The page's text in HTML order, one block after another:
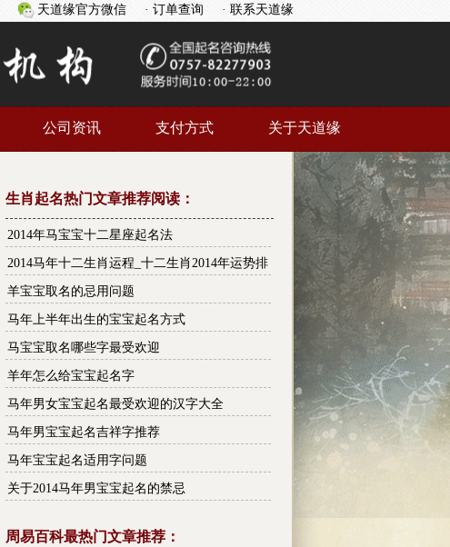
· 联系天道缘
· 订单查询
天道缘官方微信
公司资讯 支付方式 关于天道缘
生肖起名热门文章推荐阅读：
2014年马宝宝十二星座起名法
2014马年十二生肖运程_十二生肖2014年运势排
行榜
羊宝宝取名的忌用问题
马年上半年出生的宝宝起名方式
马宝宝取名哪些字最受欢迎
羊年怎么给宝宝起名字
马年男女宝宝起名最受欢迎的汉字大全
马年男宝宝起名吉祥字推荐
马年宝宝起名适用字问题
关于2014马年男宝宝起名的禁忌
周易百科最热门文章推荐：